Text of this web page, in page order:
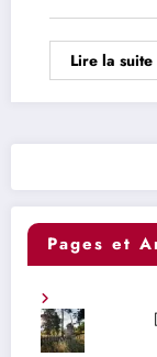
Lire la suite
Pages et